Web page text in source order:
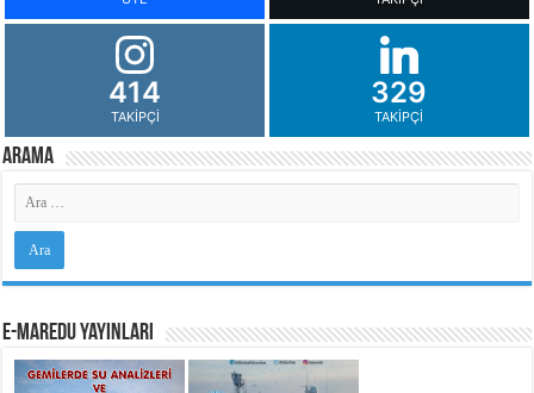
414
TAKIPÇI
329
TAKIPÇI
Arama
e-MarEdu Yayınları